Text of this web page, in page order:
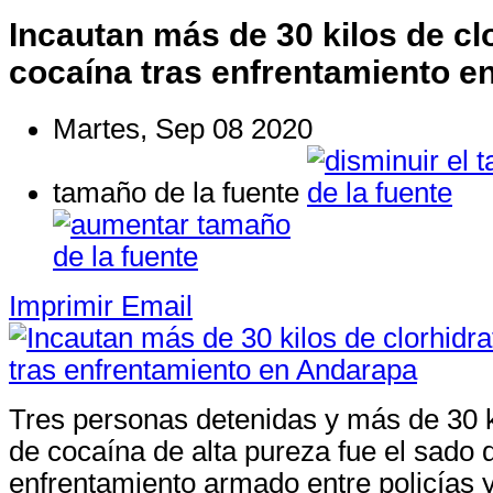
Incautan más de 30 kilos de
cocaína tras enfrentamiento
Martes, Sep 08 2020
tamaño de la fuente
Imprimir Email
Tres personas detenidas y más de 30
de cocaína de alta pureza fue el sado
enfrentamiento armado entre policías